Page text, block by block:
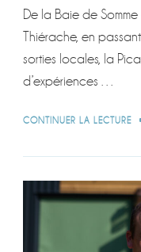
De la Baie de
Thiérache, en
sorties locales, la
d’expériences …
CONTINUER LA LECTURE